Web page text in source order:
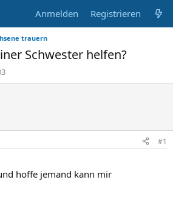
Anmelden Registrieren
trauern
Schwester helfen?
#1
hoffe jemand kann mir